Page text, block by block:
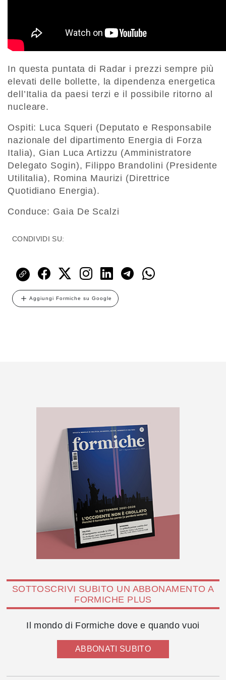
In questa puntata di Radar i prezzi sempre più
elevati delle bollette, la dipendenza energetica
dell’Italia da paesi terzi e il possibile ritorno al
nucleare.
Ospiti: Luca Squeri (Deputato e Responsabile
nazionale del dipartimento Energia di Forza
Italia), Gian Luca Artizzu (Amministratore
Delegato Sogin), Filippo Brandolini (Presidente
Utilitalia), Romina Maurizi (Direttrice
Quotidiano Energia).
Conduce: Gaia De Scalzi
CONDIVIDI SU:
Aggiungi Formiche su Google
SOTTOSCRIVI SUBITO UN ABBONAMENTO A
FORMICHE PLUS
Il mondo di Formiche dove e quando vuoi
ABBONATI SUBITO